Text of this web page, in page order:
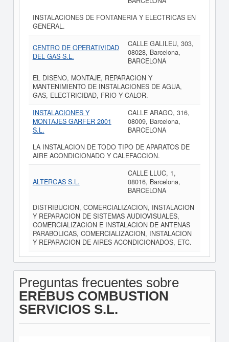
INSTALACIONES DE FONTANERIA Y ELECTRICAS EN
GENERAL.
CENTRO DE OPERATIVIDAD
DEL GAS S.L.
CALLE GALILEU, 303,
08028, Barcelona,
BARCELONA
EL DISENO, MONTAJE, REPARACION Y
MANTENIMIENTO DE INSTALACIONES DE AGUA,
GAS, ELECTRICIDAD, FRIO Y CALOR.
INSTALACIONES Y
MONTAJES GARFER 2001
S.L.
CALLE ARAGO, 316,
08009, Barcelona,
BARCELONA
LA INSTALACION DE TODO TIPO DE APARATOS DE
AIRE ACONDICIONADO Y CALEFACCION.
ALTERGAS S.L.
CALLE LLUC, 1,
08016, Barcelona,
BARCELONA
DISTRIBUCION, COMERCIALIZACION, INSTALACION
Y REPARACION DE SISTEMAS AUDIOVISUALES,
COMERCIALIZACION E INSTALACION DE ANTENAS
PARABOLICAS, COMERCIALIZACION, INSTALACION
Y REPARACION DE AIRES ACONDICIONADOS, ETC.
Preguntas frecuentes sobre
EREBUS COMBUSTION
SERVICIOS S.L.